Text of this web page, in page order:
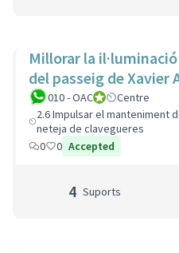
Millorar la
del passeig de Xavier
010 - OAC010 - Oficina
Centre
2.6 Impulsar el manteniment
neteja de clavegueres
0
0 Accepted
4 Suports